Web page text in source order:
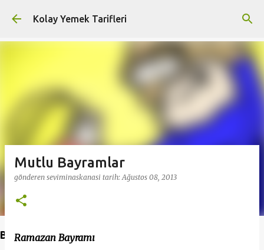
Ana içeriğe atla
Kolay Yemek Tarifleri
Bu Blogda Ara
Mutlu Bayramlar
gönderen seviminaskanasi tarih:Ağustos 08, 2013
Ramazan Bayramı